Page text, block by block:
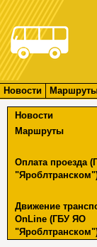
Новости
Новости
Маршруты
Оплата проезда
Движение
OnLine (ГБУ ЯО